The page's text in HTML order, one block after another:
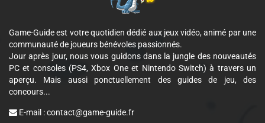
Game-Guide est votre quotidien dédié aux jeux vidéo, animé par une
communauté de joueurs bénévoles passionnés.
Jour après jour, nous vous guidons dans la jungle des nouveautés
PC et consoles (PS4, Xbox One et Nintendo Switch) à travers un
aperçu. Mais aussi ponctuellement des guides de jeu, des
concours...
E-mail :contact@game-guide.fr